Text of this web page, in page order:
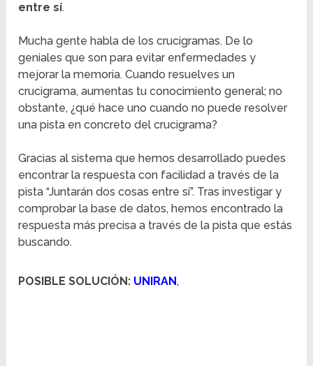
entre sí.
Mucha gente habla de los crucigramas. De lo
geniales que son para evitar enfermedades y
mejorar la memoria. Cuando resuelves un
crucigrama, aumentas tu conocimiento general; no
obstante, ¿qué hace uno cuando no puede resolver
una pista en concreto del crucigrama?
Gracias al sistema que hemos desarrollado puedes
encontrar la respuesta con facilidad a través de la
pista “Juntarán dos cosas entre sí”. Tras investigar y
comprobar la base de datos, hemos encontrado la
respuesta más precisa a través de la pista que estás
buscando.
POSIBLE SOLUCIÓN: UNIRAN,